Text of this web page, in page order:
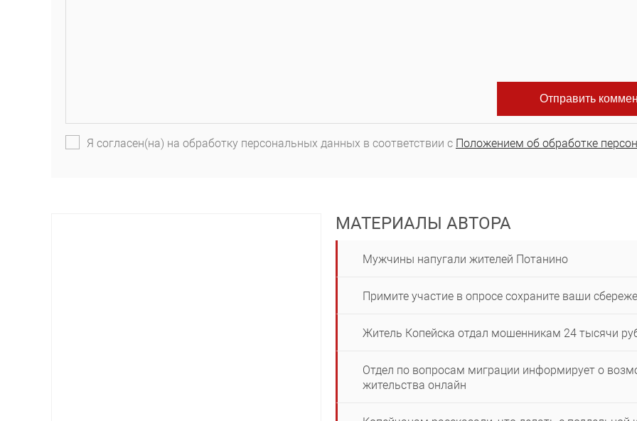
Я согласен(на) на обработку персональных данных в соответствии с Положением об обработке
МАТЕРИАЛЫ АВТОРА
Мужчины напугали жителей Потанино
Примите участие в опросе сохраните ваши
Житель Копейска отдал мошенникам 24 тысячи
Отдел по вопросам миграции информирует о
жительства онлайн